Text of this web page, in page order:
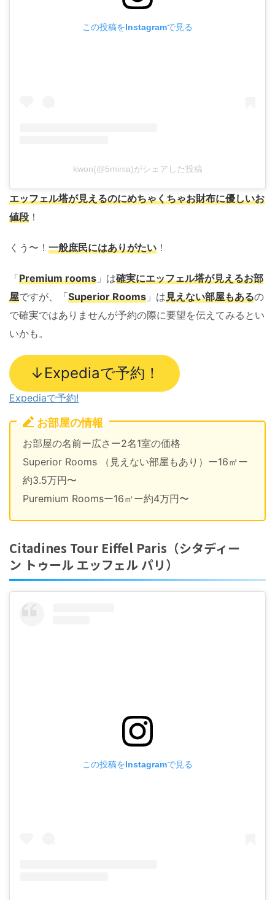
この投稿をInstagramで見る
kwon(@5minia)がシェアした投稿
エッフェル塔が見えるのにめちゃくちゃお財布に優しいお
値段 ！
くう〜！ 一般庶民にはありがたい ！
「Premium rooms 」は確実にエッフェル塔が見えるお部
屋ですが、「Superior Rooms 」は見えない部屋もあるの
で確実ではありませんが予約の際に要望を伝えてみるとい
いかも。
↓Expediaで予約！
Expediaで予約!
お部屋の情報
お部屋の名前ー広さー2名1室の価格
Superior Rooms （見えない部屋もあり）ー16㎡ー
約3.5万円〜
Puremium Roomsー16㎡ー約4万円〜
Citadines Tour Eiffel Paris（シタディー
ン トゥール エッフェル パリ）
この投稿をInstagramで見る